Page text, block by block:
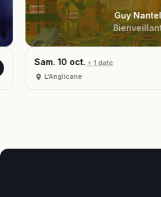
Guy Nantel
Bienveillant
Sam. 10 oct. + 1 date
L'Anglicane